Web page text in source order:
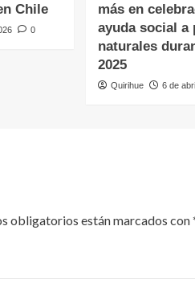
Chile
0
más en
ayuda social a
naturales
2025
Quirihue 6 de
obligatorios están marcados con